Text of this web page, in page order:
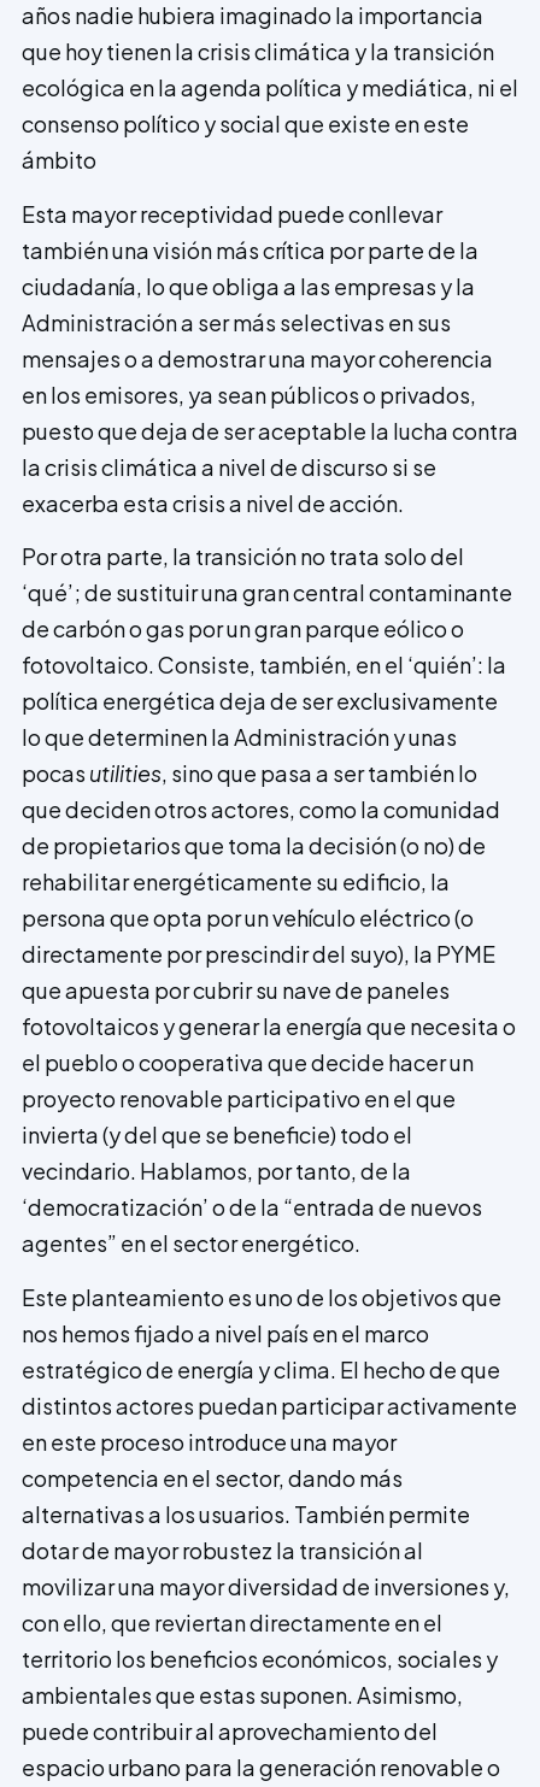
años nadie hubiera imaginado la importancia
que hoy tienen la crisis climática y la transición
ecológica en la agenda política y mediática, ni el
consenso político y social que existe en este
ámbito
Esta mayor receptividad puede conllevar
también una visión más crítica por parte de la
ciudadanía, lo que obliga a las empresas y la
Administración a ser más selectivas en sus
mensajes o a demostrar una mayor coherencia
en los emisores, ya sean públicos o privados,
puesto que deja de ser aceptable la lucha contra
la crisis climática a nivel de discurso si se
exacerba esta crisis a nivel de acción.
Por otra parte, la transición no trata solo del
‘qué’; de sustituir una gran central contaminante
de carbón o gas por un gran parque eólico o
fotovoltaico. Consiste, también, en el ‘quién’: la
política energética deja de ser exclusivamente
lo que determinen la Administración y unas
pocas utilities, sino que pasa a ser también lo
que deciden otros actores, como la comunidad
de propietarios que toma la decisión (o no) de
rehabilitar energéticamente su edificio, la
persona que opta por un vehículo eléctrico (o
directamente por prescindir del suyo), la PYME
que apuesta por cubrir su nave de paneles
fotovoltaicos y generar la energía que necesita o
el pueblo o cooperativa que decide hacer un
proyecto renovable participativo en el que
invierta (y del que se beneficie) todo el
vecindario. Hablamos, por tanto, de la
‘democratización’ o de la “entrada de nuevos
agentes” en el sector energético.
Este planteamiento es uno de los objetivos que
nos hemos fijado a nivel país en el marco
estratégico de energía y clima. El hecho de que
distintos actores puedan participar activamente
en este proceso introduce una mayor
competencia en el sector, dando más
alternativas a los usuarios. También permite
dotar de mayor robustez la transición al
movilizar una mayor diversidad de inversiones y,
con ello, que reviertan directamente en el
territorio los beneficios económicos, sociales y
ambientales que estas suponen. Asimismo,
puede contribuir al aprovechamiento del
espacio urbano para la generación renovable o